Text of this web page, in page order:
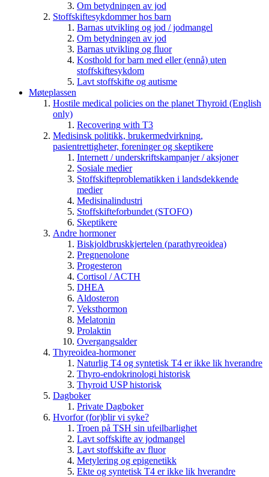
Om betydningen av jod
Stoffskiftesykdommer hos barn
Barnas utvikling og jod / jodmangel
Om betydningen av jod
Barnas utvikling og fluor
Kosthold for barn med eller (ennå) uten
stoffskiftesykdom
Lavt stoffskifte og autisme
Møteplassen
Hostile medical policies on the planet Thyroid (English
only)
Recovering with T3
Medisinsk politikk, brukermedvirkning,
pasientrettigheter, foreninger og skeptikere
Internett / underskriftskampanjer / aksjoner
Sosiale medier
Stoffskifteproblematikken i landsdekkende
medier
Medisinalindustri
Stoffskifteforbundet (STOFO)
Skeptikere
Andre hormoner
Biskjoldbruskkjertelen (parathyreoidea)
Pregnenolone
Progesteron
Cortisol / ACTH
DHEA
Aldosteron
Veksthormon
Melatonin
Prolaktin
Overgangsalder
Thyreoidea-hormoner
Naturlig T4 og syntetisk T4 er ikke lik hverandre
Thyro-endokrinologi historisk
Thyroid USP historisk
Dagboker
Private Dagboker
Hvorfor (for)blir vi syke?
Troen på TSH sin ufeilbarlighet
Lavt soffskifte av jodmangel
Lavt stoffskifte av fluor
Metylering og epigenetikk
Ekte og syntetisk T4 er ikke lik hverandre